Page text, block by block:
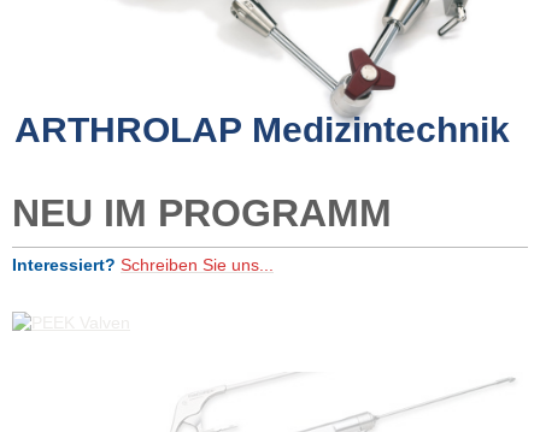
ARTHROLAP Medizintechnik
NEU IM PROGRAMM
Interessiert? Schreiben Sie uns...